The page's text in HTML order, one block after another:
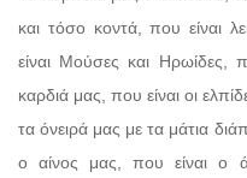
και τόσο κοντά, που είναι
είναι Μούσες και Ηρωίδες,
καρδιά μας, που είναι οι
τα όνειρά μας με τα μάτια
ο αίνος μας, που είναι ο